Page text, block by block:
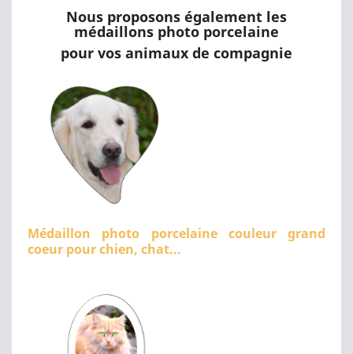
Nous proposons également les
médaillons photo porcelaine
pour vos animaux de compagnie
Médaillon photo porcelaine couleur grand
coeur pour chien, chat...